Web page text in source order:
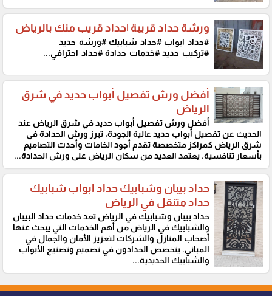
ورشة حداد قريبة |حداد قريب منك بالرياض
#حداد_ابواب #حداد_شبابيك #ورشة_حديد
#تركيب_حديد #خدمات_حدادة #حداد_احترافي...
أفضل ورش تفصيل أبواب حديد في شرق
الرياض
أفضل ورش تفصيل أبواب حديد في شرق الرياض عند
الحديث عن تفصيل أبواب حديد عالية الجودة، تبرز ورش الحدادة في
شرق الرياض كمراكز متخصصة تقدم أجود الخامات وأحدث التصاميم
بأسعار تنافسية. يعتمد العديد من سكان الرياض على ورش الحدادة...
حداد بيبان وشبابيك حداد ابواب شبابيك
حداد متنقل في الرياض
حداد بيبان وشبابيك في الرياض تعد خدمات حداد البيبان
والشبابيك في الرياض من أهم الخدمات التي يبحث عنها
أصحاب المنازل والشركات لتعزيز الأمان والجمال في
المباني. يتخصص الحدادون في تصميم وتصنيع الأبواب
والشبابيك الحديدية...